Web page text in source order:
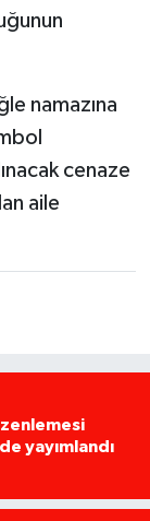
namazına
cenaze
aile
yayımlandı